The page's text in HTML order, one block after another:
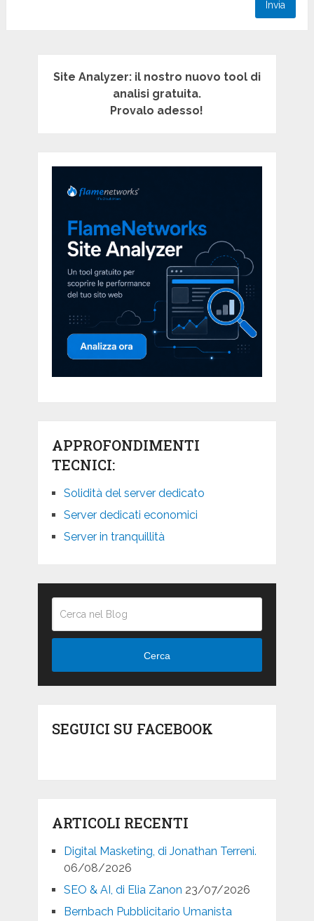
Site Analyzer: il nostro nuovo tool di
analisi gratuita.
Provalo adesso!
APPROFONDIMENTI
TECNICI:
Solidità del server dedicato
Server dedicati economici
Server in tranquillità
Cerca
SEGUICI SU FACEBOOK
ARTICOLI RECENTI
Digital Masketing, di Jonathan Terreni.
06/08/2026
SEO & AI, di Elia Zanon 23/07/2026
Bernbach Pubblicitario Umanista